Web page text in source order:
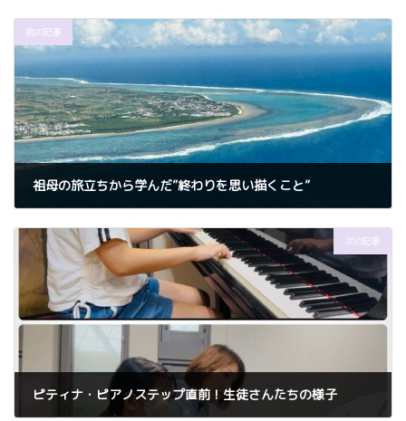
前の記事
祖母の旅立ちから学んだ”終わりを思い描くこと”
次の記事
ピティナ・ピアノステップ直前！生徒さんたちの様子